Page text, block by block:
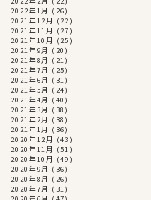
2022年1月 (26)
2021年12月 (22)
2021年11月 (27)
2021年10月 (25)
2021年9月 (20)
2021年8月 (21)
2021年7月 (25)
2021年6月 (31)
2021年5月 (24)
2021年4月 (40)
2021年3月 (38)
2021年2月 (38)
2021年1月 (36)
2020年12月 (43)
2020年11月 (51)
2020年10月 (49)
2020年9月 (36)
2020年8月 (26)
2020年7月 (31)